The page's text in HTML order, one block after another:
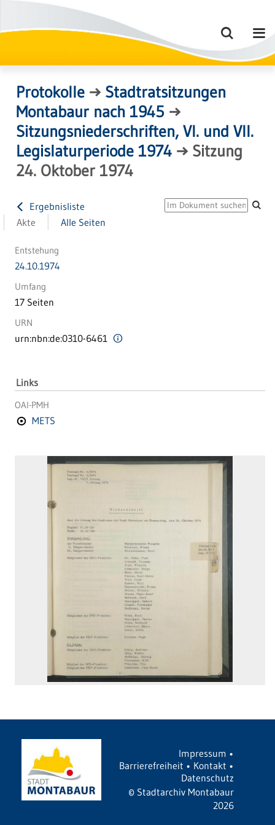
Protokolle → Stadtratsitzungen
Montabaur nach 1945 →
Sitzungsniederschriften, VI. und VII.
Legislaturperiode 1974 → Sitzung
24. Oktober 1974
Ergebnisliste
Akte
Alle Seiten
Entstehung
24.10.1974
Umfang
17 Seiten
URN
urn:nbn:de:0310-6461
Links
OAI-PMH
METS
Impressum •
Barrierefreiheit • Kontakt •
Datenschutz
© Stadtarchiv Montabaur
2026